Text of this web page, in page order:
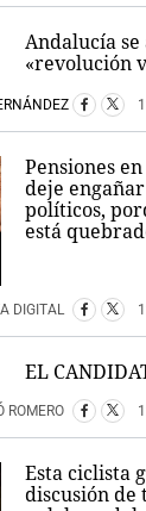
Andalucía
«revolución
Pensiones
deje
políticos,
está
DIGITAL
EL
ROMERO
Esta ciclista
discusión de